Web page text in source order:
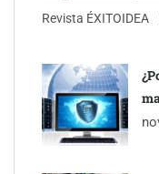
Revista ÉXITOIDEA